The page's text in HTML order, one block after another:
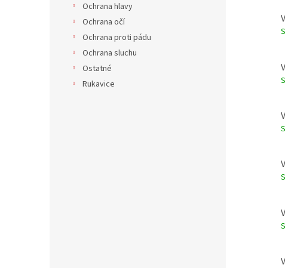
Ochrana hlavy
Ochrana očí
Ochrana proti pádu
Ochrana sluchu
Ostatné
Rukavice